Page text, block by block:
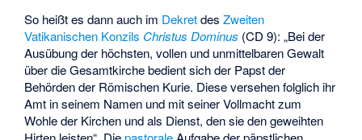
So heißt es dann auch im DekretdesZweiten
Vatikanischen Konzils Christus Dominus (CD 9): „Bei der
Ausübung der höchsten, vollen und unmittelbaren Gewalt
über die Gesamtkirche bedient sich der Papst der
Behörden der Römischen Kurie. Diese versehen folglich ihr
Amt in seinem Namen und mit seiner Vollmacht zum
Wohle der Kirchen und als Dienst, den sie den geweihten